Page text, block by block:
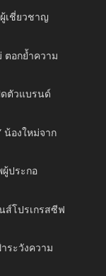
เชี่ยวชาญ
ตอกย้ำความ
ดตัวแบรนด์
น้องใหม่จาก
ผู้ประกอ
ส์โปรเกรสซีฟ
ระวังความ